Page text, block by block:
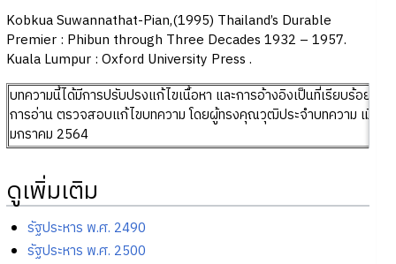
Kobkua Suwannathat-Pian,(1995) Thailand’s Durable
Premier : Phibun through Three Decades 1932 – 1957.
Kuala Lumpur : Oxford University Press .
บทความนี้ได้มีการปรับปรงแก้ไขเนื้อหา และการอ้างอิงเป็นที่เรียบร้อยแล้ว
การอ่าน ตรวจสอบแก้ไขบทความ โดยผู้ทรงคุณวุฒิประจำบทความ เมื่อวั
มกราคม 2564
ดูเพิ่มเติม
รัฐประหาร พ.ศ. 2490
รัฐประหาร พ.ศ. 2500